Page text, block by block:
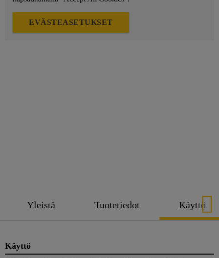
EVÄSTEASETUKSET
Yleistä Tuotetiedot Käyttö
Käyttö